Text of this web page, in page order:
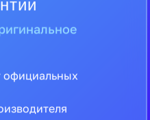
официальных